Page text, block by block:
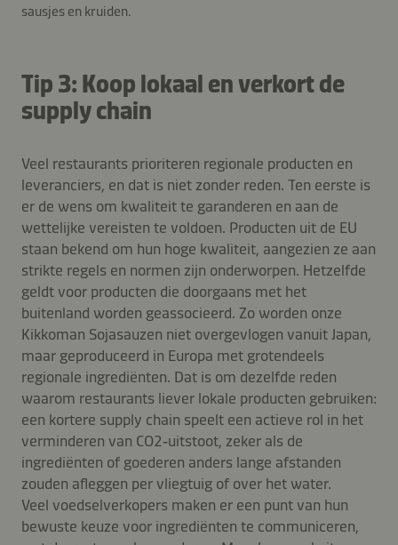
sausjes en kruiden.
Tip 3: Koop lokaal en verkort de
supply chain
Veel restaurants prioriteren regionale producten en
leveranciers, en dat is niet zonder reden. Ten eerste is
er de wens om kwaliteit te garanderen en aan de
wettelijke vereisten te voldoen. Producten uit de EU
staan bekend om hun hoge kwaliteit, aangezien ze aan
strikte regels en normen zijn onderworpen. Hetzelfde
geldt voor producten die doorgaans met het
buitenland worden geassocieerd. Zo worden onze
Kikkoman Sojasauzen niet overgevlogen vanuit Japan,
maar geproduceerd in Europa met grotendeels
regionale ingrediënten. Dat is om dezelfde reden
waarom restaurants liever lokale producten gebruiken:
een kortere supply chain speelt een actieve rol in het
verminderen van CO2‑uitstoot, zeker als de
ingrediënten of goederen anders lange afstanden
zouden afleggen per vliegtuig of over het water.
Veel voedselverkopers maken er een punt van hun
bewuste keuze voor ingrediënten te communiceren,